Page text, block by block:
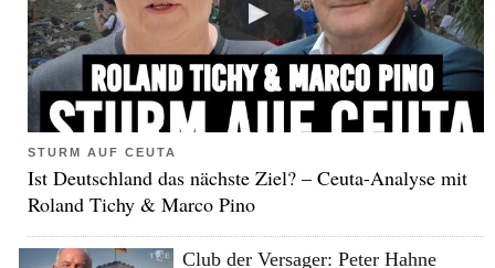
STURM AUF CEUTA
Ist Deutschland das nächste Ziel? – Ceuta-Analyse mit
Roland Tichy & Marco Pino
Club der Versager: Peter Hahne